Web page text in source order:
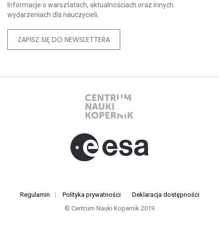
Informacje o warsztatach, aktualnościach oraz innych
wydarzeniach dla nauczycieli.
ZAPISZ SIĘ DO NEWSLETTERA
Regulamin | Polityka prywatności
Deklaracja dostępności
© Centrum Nauki Kopernik 2019